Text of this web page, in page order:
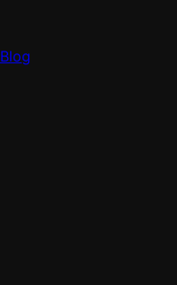
Blog